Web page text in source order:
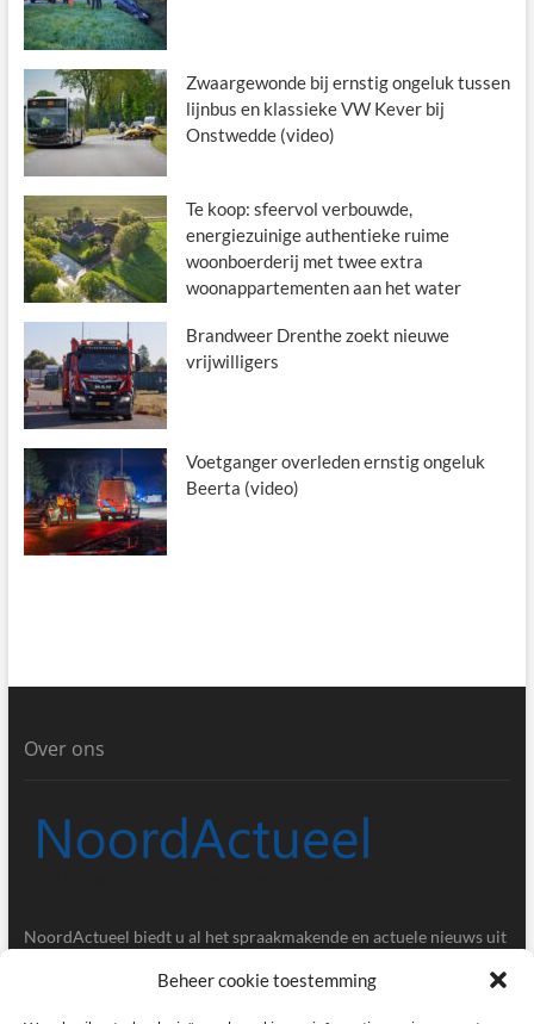
Beheer cookie toestemming
Zwaargewonde bij ernstig ongeluk tussen
lijnbus en klassieke VW Kever bij
Onstwedde (video)
Te koop: sfeervol verbouwde,
energiezuinige authentieke ruime
woonboerderij met twee extra
woonappartementen aan het water
Brandweer Drenthe zoekt nieuwe
vrijwilligers
Voetganger overleden ernstig ongeluk
Beerta (video)
Over ons
NoordActueel biedt u al het spraakmakende en actuele nieuws uit